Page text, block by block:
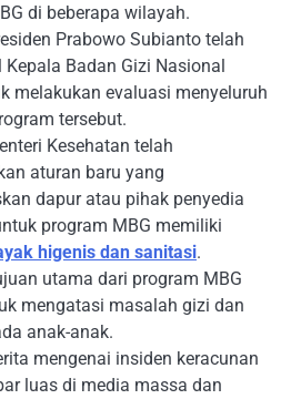
di beberapa wilayah.
Prabowo Subianto telah
Badan Gizi Nasional
melakukan evaluasi menyeluruh
tersebut.
Kesehatan telah
aturan baru yang
dapur atau pihak penyedia
program MBG memiliki
higenis dan sanitasi.
utama dari program MBG
mengatasi masalah gizi dan
anak-anak.
mengenai insiden keracunan
luas di media massa dan